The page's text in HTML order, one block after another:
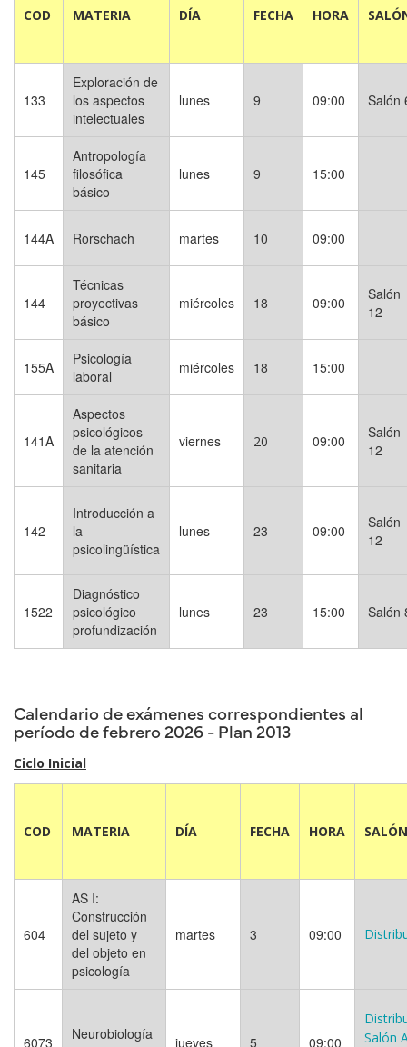
COD MATERIA DÍA FECHA HORA
133
Exploración de
los aspectos
intelectuales
lunes 9 09:00 Salón
145
Antropología
filosófica
básico
lunes 9 15:00
144A Rorschach martes 10 09:00
144
Técnicas
proyectivas
básico
miércoles 18 09:00
Salón
12
155A
Psicología
laboral
miércoles 18 15:00
141A
Aspectos
psicológicos
de la atención
sanitaria
viernes 20 09:00
Salón
12
142
Introducción a
la
psicolingüística
lunes 23 09:00
Salón
12
1522
Diagnóstico
psicológico
profundización
lunes 23 15:00 Salón
Calendario de exámenes correspondientes al
período de febrero 2026 - Plan 2013
Ciclo Inicial
COD MATERIA DÍA FECHA HORA SALÓN
604
AS I:
Construcción
del sujeto y
del objeto en
psicología
martes 3 09:00
6073
Neurobiología
jueves 5 09:00
Salón